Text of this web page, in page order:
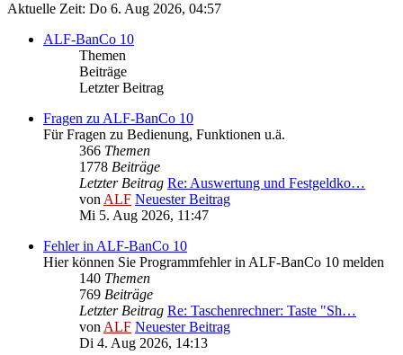
Aktuelle Zeit: Do 6. Aug 2026, 04:57
ALF-BanCo 10
Themen
Beiträge
Letzter Beitrag
Fragen zu ALF-BanCo 10
Für Fragen zu Bedienung, Funktionen u.ä.
366 Themen
1778 Beiträge
Letzter Beitrag Re: Auswertung und Festgeldko…
vonALF Neuester Beitrag
Mi 5. Aug 2026, 11:47
Fehler in ALF-BanCo 10
Hier können Sie Programmfehler in ALF-BanCo 10 melden
140 Themen
769 Beiträge
Letzter Beitrag Re: Taschenrechner: Taste "Sh…
vonALF Neuester Beitrag
Di 4. Aug 2026, 14:13